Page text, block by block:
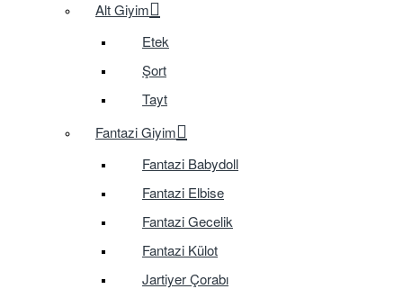
Alt Giyim
Etek
Şort
Tayt
Fantazi Giyim
Fantazi Babydoll
Fantazi Elbise
Fantazi Gecelik
Fantazi Külot
Jartiyer Çorabı